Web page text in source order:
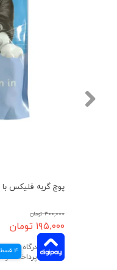
۳۰۰,۰۰۰ تومان
۱۹۵,۰۰۰ تومان
4 قسط